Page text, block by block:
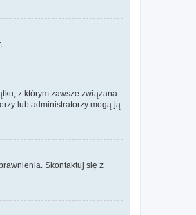
z którym zawsze związana
lub administratorzy mogą ją
Skontaktuj się z